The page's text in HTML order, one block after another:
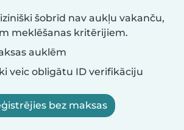
šobrīd nav aukļu vakanču,
meklēšanas kritērijiem.
auklēm
veic obligātu ID verifikāciju
bez maksas